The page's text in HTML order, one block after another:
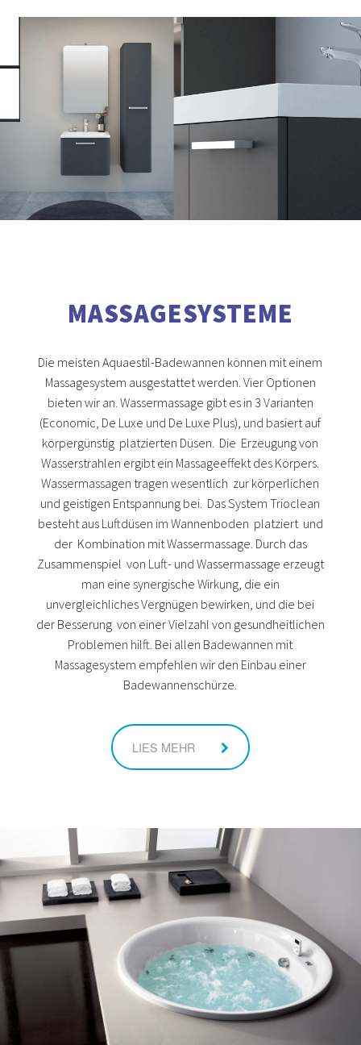
MASSAGESYSTEME
Die meisten Aquaestil-Badewannen können mit einem
Massagesystem ausgestattet werden. Vier Optionen
bieten wir an. Wassermassage gibt es in 3 Varianten
(Economic, De Luxe und De Luxe Plus), und basiert auf
körpergünstig platzierten Düsen. Die Erzeugung von
Wasserstrahlen ergibt ein Massageeffekt des Körpers.
Wassermassagen tragen wesentlich zur körperlichen
und geistigen Entspannung bei. Das System Trioclean
besteht aus Luftdüsen im Wannenboden platziert und
der Kombination mit Wassermassage. Durch das
Zusammenspiel von Luft- und Wassermassage erzeugt
man eine synergische Wirkung, die ein
unvergleichliches Vergnügen bewirken, und die bei
der Besserung von einer Vielzahl von gesundheitlichen
Problemen hilft. Bei allen Badewannen mit
Massagesystem empfehlen wir den Einbau einer
Badewannenschürze.
LIES MEHR